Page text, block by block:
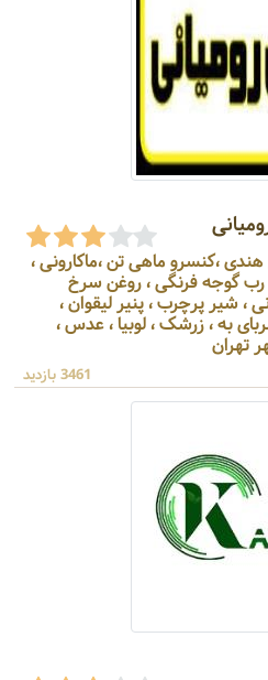
،کنسرو ماهی تن ،ماکارونی ،
گوجه فرنگی ، روغن سرخ
، شیر پرچرب ، پنیر لیقوان ،
به ، زرشک ، لوبیا ، عدس ،
3461 بازدید